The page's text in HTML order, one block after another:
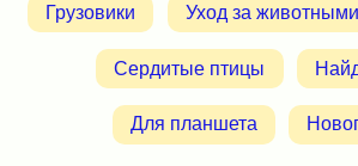
Грузовики Уход за животными
Сердитые птицы
Для планшета